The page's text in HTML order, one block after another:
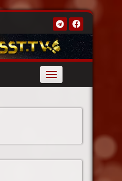
Toggle
navigation